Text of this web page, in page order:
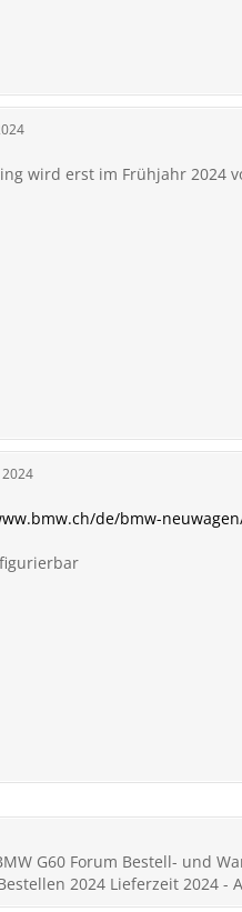
wird erst im Frühjahr 2024
de/bmw-
G60 Forum Bestell- und
2024 Lieferzeit 2024 -